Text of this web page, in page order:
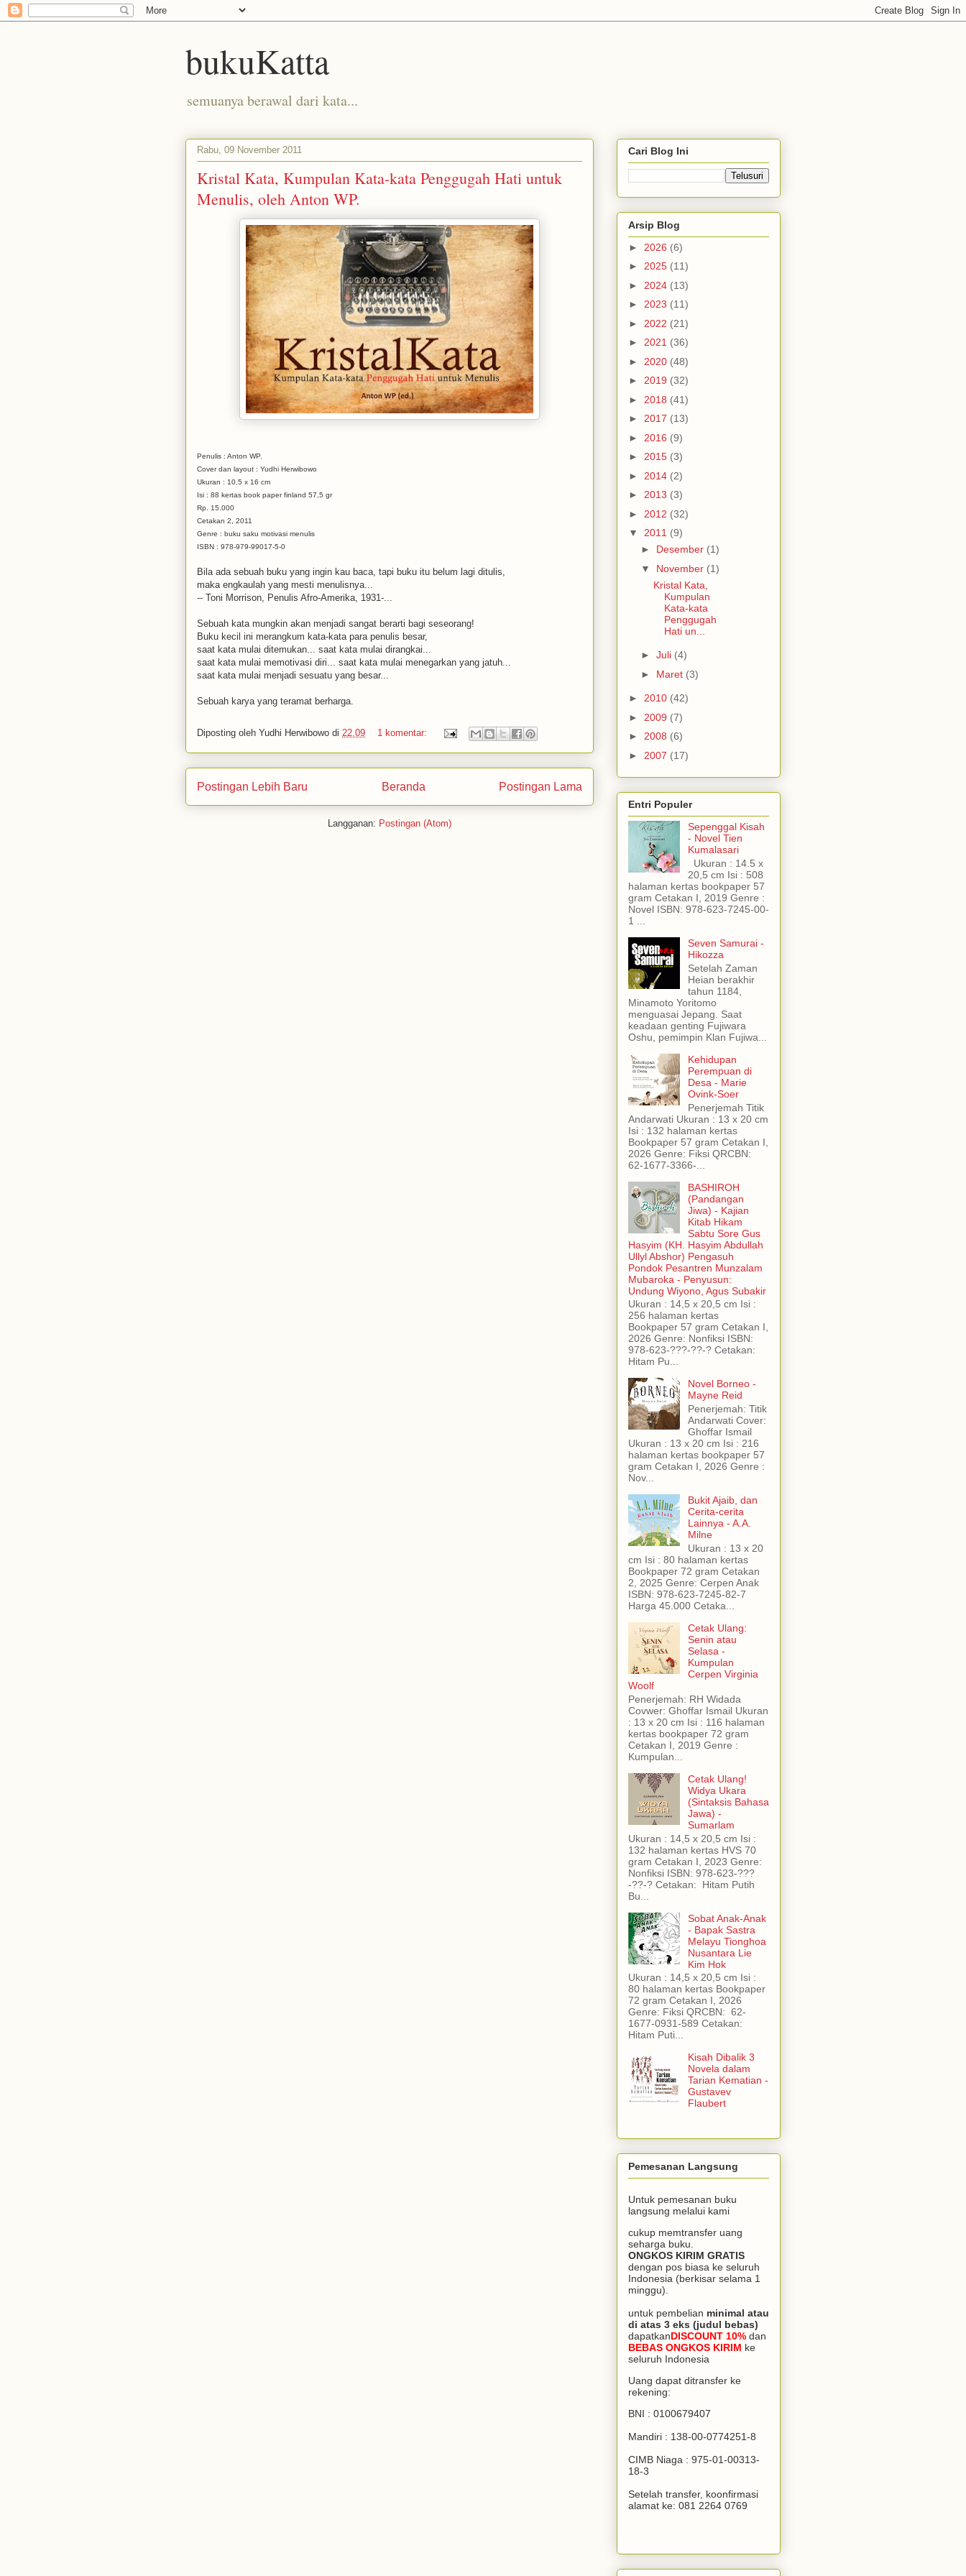
bukuKatta
semuanya berawal dari kata...
Rabu, 09 November 2011
Kristal Kata, Kumpulan Kata-kata Penggugah Hati untuk
Menulis, oleh Anton WP.
Penulis : Anton WP.
Cover dan layout : Yudhi Herwibowo
Ukuran : 10,5 x 16 cm
Isi : 88 kertas book paper finland 57,5 gr
Rp. 15.000
Cetakan 2, 2011
Genre : buku saku motivasi menulis
ISBN : 978-979-99017-5-0
Bila ada sebuah buku yang ingin kau baca, tapi buku itu belum lagi ditulis,
maka engkaulah yang mesti menulisnya...
-- Toni Morrison, Penulis Afro-Amerika, 1931-...
Sebuah kata mungkin akan menjadi sangat berarti bagi seseorang!
Buku kecil ini merangkum kata-kata para penulis besar,
saat kata mulai ditemukan... saat kata mulai dirangkai...
saat kata mulai memotivasi diri... saat kata mulai menegarkan yang jatuh...
saat kata mulai menjadi sesuatu yang besar...
Sebuah karya yang teramat berharga.
Diposting oleh Yudhi Herwibowo di 22.09 1 komentar:
Postingan Lebih Baru Postingan Lama
Beranda
Langganan: Postingan (Atom)
Cari Blog Ini
Arsip Blog
► 2026 (6)
► 2025 (11)
► 2024 (13)
► 2023 (11)
► 2022 (21)
► 2021 (36)
► 2020 (48)
► 2019 (32)
► 2018 (41)
► 2017 (13)
► 2016 (9)
► 2015 (3)
► 2014 (2)
► 2013 (3)
► 2012 (32)
▼ 2011 (9)
► Desember (1)
▼ November (1)
Kristal Kata,
Kumpulan
Kata-kata
Penggugah
Hati un...
► Juli (4)
► Maret (3)
► 2010 (42)
► 2009 (7)
► 2008 (6)
► 2007 (17)
Entri Populer
Sepenggal Kisah
- Novel Tien
Kumalasari
Ukuran : 14.5 x
20,5 cm Isi : 508
halaman kertas bookpaper 57
gram Cetakan I, 2019 Genre :
Novel ISBN: 978-623-7245-00-
1 ...
Seven Samurai -
Hikozza
Setelah Zaman
Heian berakhir
tahun 1184,
Minamoto Yoritomo
menguasai Jepang. Saat
keadaan genting Fujiwara
Oshu, pemimpin Klan Fujiwa...
Kehidupan
Perempuan di
Desa - Marie
Ovink-Soer
Penerjemah Titik
Andarwati Ukuran : 13 x 20 cm
Isi : 132 halaman kertas
Bookpaper 57 gram Cetakan I,
2026 Genre: Fiksi QRCBN:
62-1677-3366-...
BASHIROH
(Pandangan
Jiwa) - Kajian
Kitab Hikam
Sabtu Sore Gus
Hasyim (KH. Hasyim Abdullah
Ullyl Abshor) Pengasuh
Pondok Pesantren Munzalam
Mubaroka - Penyusun:
Undung Wiyono, Agus Subakir
Ukuran : 14,5 x 20,5 cm Isi :
256 halaman kertas
Bookpaper 57 gram Cetakan I,
2026 Genre: Nonfiksi ISBN:
978-623-???-??-? Cetakan:
Hitam Pu...
Novel Borneo -
Mayne Reid
Penerjemah: Titik
Andarwati Cover:
Ghoffar Ismail
Ukuran : 13 x 20 cm Isi : 216
halaman kertas bookpaper 57
gram Cetakan I, 2026 Genre :
Nov...
Bukit Ajaib, dan
Cerita-cerita
Lainnya - A.A.
Milne
Ukuran : 13 x 20
cm Isi : 80 halaman kertas
Bookpaper 72 gram Cetakan
2, 2025 Genre: Cerpen Anak
ISBN: 978-623-7245-82-7
Harga 45.000 Cetaka...
Cetak Ulang:
Senin atau
Selasa -
Kumpulan
Cerpen Virginia
Woolf
Penerjemah: RH Widada
Covwer: Ghoffar Ismail Ukuran
: 13 x 20 cm Isi : 116 halaman
kertas bookpaper 72 gram
Cetakan I, 2019 Genre :
Kumpulan...
Cetak Ulang!
Widya Ukara
(Sintaksis Bahasa
Jawa) -
Sumarlam
Ukuran : 14,5 x 20,5 cm Isi :
132 halaman kertas HVS 70
gram Cetakan I, 2023 Genre:
Nonfiksi ISBN: 978-623-???
-??-? Cetakan: Hitam Putih
Bu...
Sobat Anak-Anak
- Bapak Sastra
Melayu Tionghoa
Nusantara Lie
Kim Hok
Ukuran : 14,5 x 20,5 cm Isi :
80 halaman kertas Bookpaper
72 gram Cetakan I, 2026
Genre: Fiksi QRCBN: 62-
1677-0931-589 Cetakan:
Hitam Puti...
Kisah Dibalik 3
Novela dalam
Tarian Kematian -
Gustavev
Flaubert
Pemesanan Langsung
Untuk pemesanan buku
langsung melalui kami
cukup memtransfer uang
seharga buku.
ONGKOS KIRIM GRATIS
dengan pos biasa ke seluruh
Indonesia (berkisar selama 1
minggu).
untuk pembelian minimal atau
di atas 3 eks (judul bebas)
dapatkanDISCOUNT 10% dan
BEBAS ONGKOS KIRIM ke
seluruh Indonesia
Uang dapat ditransfer ke
rekening:
BNI : 0100679407
Mandiri : 138-00-0774251-8
CIMB Niaga : 975-01-00313-
18-3
Setelah transfer, koonfirmasi
alamat ke: 081 2264 0769